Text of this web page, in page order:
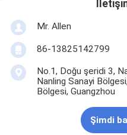
Mr. Allen
86-13825142799
No.1, Doğu şeridi 3,
Nanling Sanayi
Bölgesi, Guangzhou
Şimdi